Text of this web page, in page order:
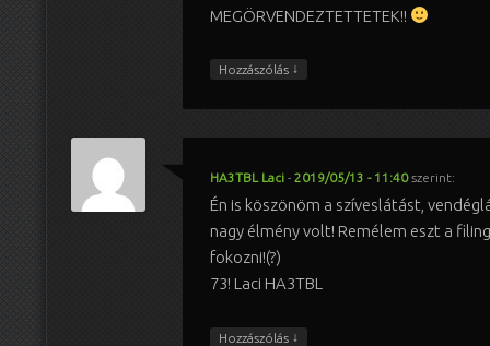
MEGÖRVENDEZTETTETEK!!
Hozzászólás ↓
HA3TBL Laci- 2019/05/13 - 11:40 szerint:
Én is köszönöm a szíveslátást,
nagy élmény volt! Remélem eszt a
fokozni!(?)
73! Laci HA3TBL
Hozzászólás ↓